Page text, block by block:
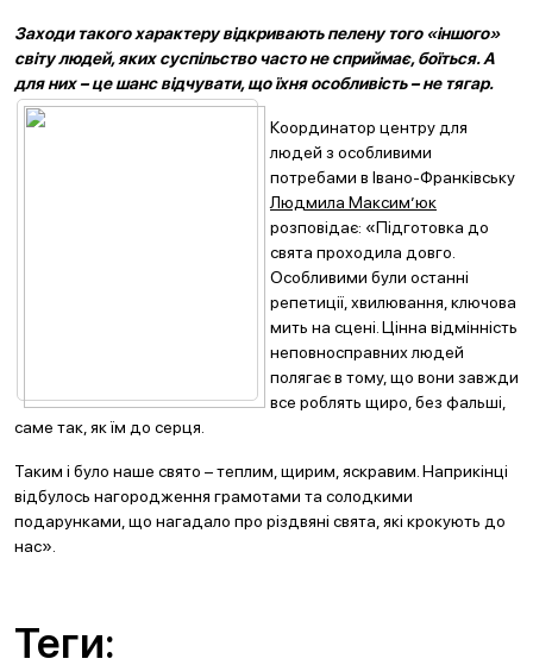
Заходи такого характеру відкривають пелену того «іншого»
світу людей, яких суспільство часто не сприймає, боїться. А
для них – це шанс відчувати, що їхняособливість – не тягар.
Координатор центру для
людей з особливими
потребами в Івано-Франківську
Людмила Максим’юк
розповідає: «Підготовка до
свята проходила довго.
Особливими були останні
репетиції, хвилювання, ключова
мить на сцені. Цінна відмінність
неповносправних людей
полягає в тому, що вони завжди
все роблять щиро, без фальші,
саме так, як їм до серця.
Таким і було наше свято – теплим, щирим, яскравим. Наприкінці
відбулось нагородження грамотами та солодкими
подарунками, що нагадало про різдвяні свята, які крокують до
нас».
Теги: